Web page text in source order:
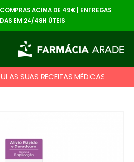
ACIMA DE 49€ | ENTREGAS
EM 24/48H ÚTEIS
AS SUAS RECEITAS MÉDICAS